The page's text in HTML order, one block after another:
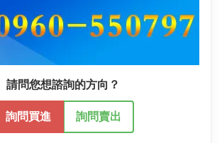
請問您想諮詢的方向？
詢問買進 詢問賣出